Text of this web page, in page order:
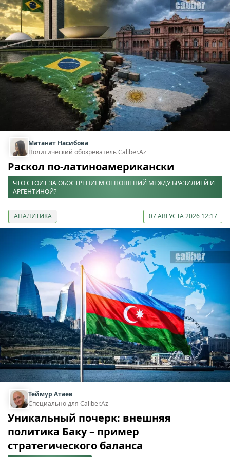
Матанат Насибова
Политический обозреватель Caliber.Az
Раскол по-латиноамерикански
ЧТО СТОИТ ЗА ОБОСТРЕНИЕМ ОТНОШЕНИЙ МЕЖДУ БРАЗИЛИЕЙ И
АРГЕНТИНОЙ?
АНАЛИТИКА 07 АВГУСТА 2026 12:17
Теймур Атаев
Специально для Caliber.Az
Уникальный почерк: внешняя
политика Баку – пример
стратегического баланса